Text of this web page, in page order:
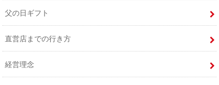
父の日ギフト
直営店までの行き方
経営理念